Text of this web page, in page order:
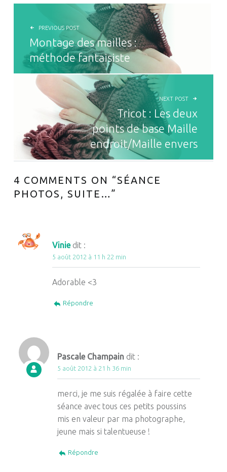
NAVIGATION DE L’ARTICLE
PREVIOUS POST
Montage des mailles :
méthode fantaisiste
NEXT POST
Tricot : Les deux
points de base Maille
endroit/Maille envers
4 COMMENTS ON “SÉANCE
PHOTOS, SUITE…”
Vinie dit :
5 août 2012 à 11 h 22 min
Adorable <3
Répondre
Pascale Champain dit :
5 août 2012 à 21 h 36 min
merci, je me suis régalée à faire cette
séance avec tous ces petits poussins
mis en valeur par ma photographe,
jeune mais si talentueuse !
Répondre